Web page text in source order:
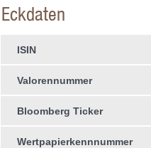
Eckdaten
ISIN
Valorennummer
Bloomberg Ticker
Wertpapierkennnummer